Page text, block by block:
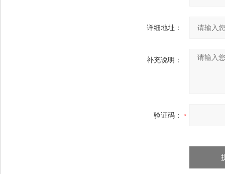
详细地址：
补充说明：
验证码：